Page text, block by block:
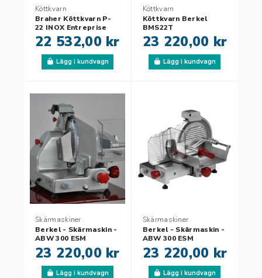
Köttkvarn
Braher Köttkvarn P-
22 INOX Entreprise
Single cut
22 532,00 kr
Lägg i kundvagn
Köttkvarn
Köttkvarn Berkel
BMS22T
23 220,00 kr
Lägg i kundvagn
Skärmaskiner
Berkel - Skärmaskin -
ABW 300 ESM
23 220,00 kr
Lägg i kundvagn
Skärmaskiner
Berkel - Skärmaskin -
ABW 300 ESM
23 220,00 kr
Lägg i kundvagn